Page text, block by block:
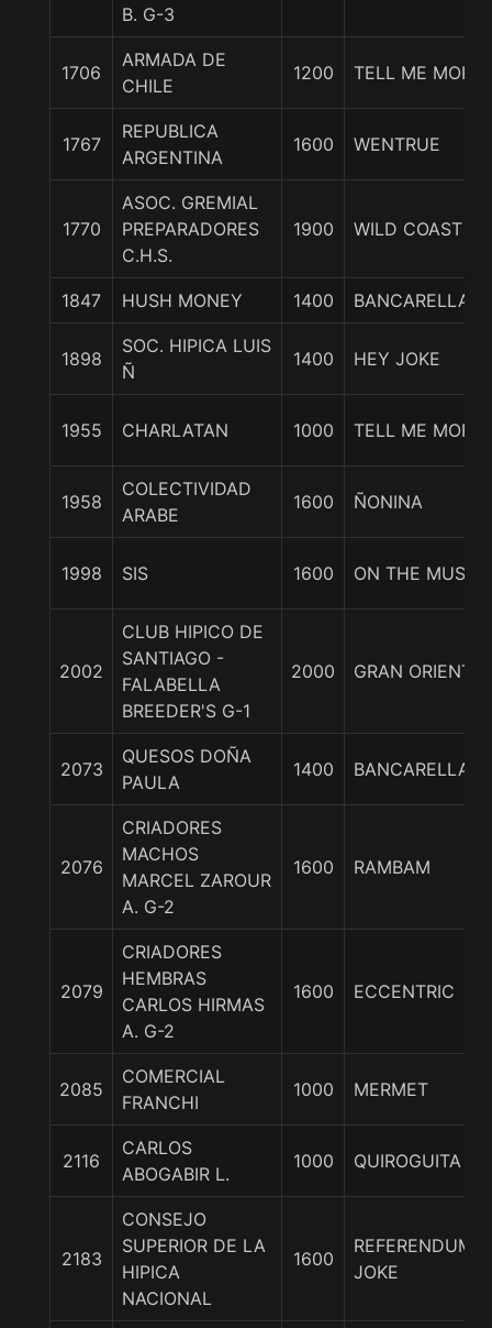
B. G-3
1706
ARMADA DE
CHILE
1200 TELL ME MORE
1767
REPUBLICA
ARGENTINA
1600 WENTRUE
1770
ASOC. GREMIAL
PREPARADORES
C.H.S.
1900 WILD COAST
1847 HUSH MONEY 1400 BANCARELLA
1898
SOC. HIPICA LUIS
Ñ
1400 HEY JOKE
1955 CHARLATAN 1000 TELL ME MORE
1958
COLECTIVIDAD
ARABE
1600 ÑONINA
1998 SIS 1600 ON THE MUSIC
2002
CLUB HIPICO DE
SANTIAGO -
FALABELLA
BREEDER'S G-1
2000 GRAN ORIENTE
2073
QUESOS DOÑA
PAULA
1400 BANCARELLA
2076
CRIADORES
MACHOS
MARCEL ZAROUR
A. G-2
1600 RAMBAM
2079
CRIADORES
HEMBRAS
CARLOS HIRMAS
A. G-2
1600 ECCENTRIC
2085
COMERCIAL
FRANCHI
1000 MERMET
2116
CARLOS
ABOGABIR L.
1000 QUIROGUITA
2183
CONSEJO
SUPERIOR DE LA
HIPICA
NACIONAL
1600
REFERENDUM
JOKE